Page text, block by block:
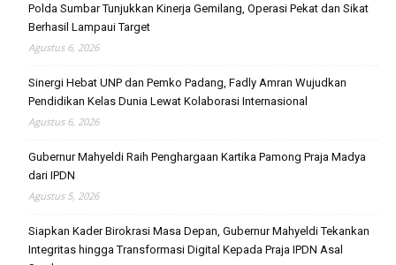
Polda Sumbar Tunjukkan Kinerja Gemilang, Operasi Pekat dan Sikat
Berhasil Lampaui Target
Agustus 6, 2026
Sinergi Hebat UNP dan Pemko Padang, Fadly Amran Wujudkan
Pendidikan Kelas Dunia Lewat Kolaborasi Internasional
Agustus 6, 2026
Gubernur Mahyeldi Raih Penghargaan Kartika Pamong Praja Madya
dari IPDN
Agustus 5, 2026
Siapkan Kader Birokrasi Masa Depan, Gubernur Mahyeldi Tekankan
Integritas hingga Transformasi Digital Kepada Praja IPDN Asal